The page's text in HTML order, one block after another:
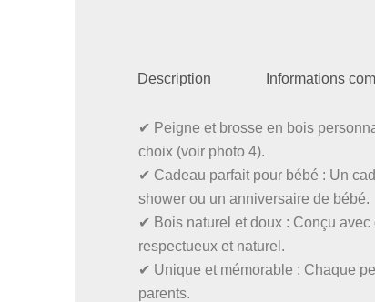
Description Informations
✔ Peigne et brosse en bois
choix (voir photo 4).
✔ Cadeau parfait pour bébé : Un
shower ou un anniversaire de bébé.
✔ Bois naturel et doux : Conçu
respectueux et naturel.
✔ Unique et mémorable : Chaque
parents.